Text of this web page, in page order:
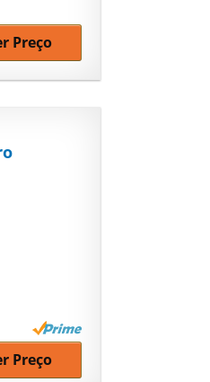
Preço
Preço